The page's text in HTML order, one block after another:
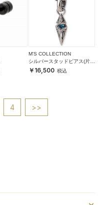
M'S COLLECTION
シルバースタッドピアス(片耳
用) 16,500
4 >>